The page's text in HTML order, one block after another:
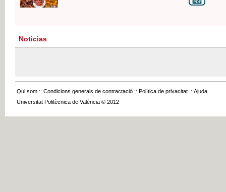
Noticias
Qui som :: Condicions generals de contractació :: Política de privacitat :: Ajuda
Universitat Politècnica de València © 2012